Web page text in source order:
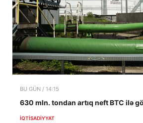
BU GÜN / 14:15
630 mln. tondan artıq neft BTC ilə
İQTISADIYYAT